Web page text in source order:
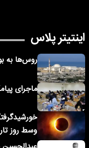
اینتیتر پلاس
روس‌ها به
ماجرای
وسط روز